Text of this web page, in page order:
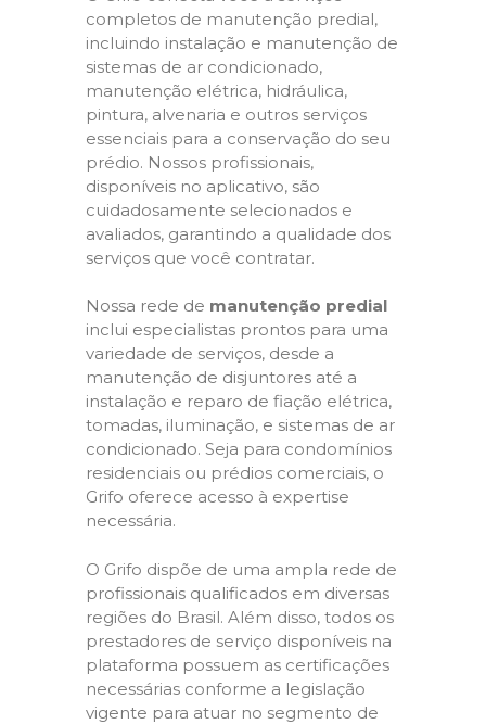
completos de manutenção predial,
incluindo instalação e manutenção de
sistemas de ar condicionado,
manutenção elétrica, hidráulica,
pintura, alvenaria e outros serviços
essenciais para a conservação do seu
prédio. Nossos profissionais,
disponíveis no aplicativo, são
cuidadosamente selecionados e
avaliados, garantindo a qualidade dos
serviços que você contratar.
Nossa rede de manutenção predial
inclui especialistas prontos para uma
variedade de serviços, desde a
manutenção de disjuntores até a
instalação e reparo de fiação elétrica,
tomadas, iluminação, e sistemas de ar
condicionado. Seja para condomínios
residenciais ou prédios comerciais, o
Grifo oferece acesso à expertise
necessária.
O Grifo dispõe de uma ampla rede de
profissionais qualificados em diversas
regiões do Brasil. Além disso, todos os
prestadores de serviço disponíveis na
plataforma possuem as certificações
necessárias conforme a legislação
vigente para atuar no segmento de